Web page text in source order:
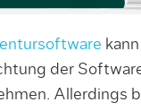
der
Allerdings